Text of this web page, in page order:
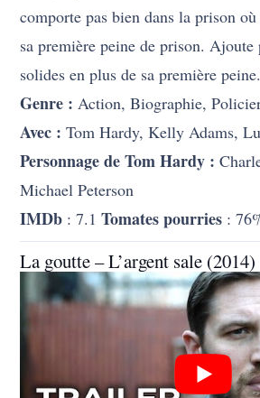
comporte pas bien dans la prison
sa première peine de prison. Ajoute
solides en plus de sa première peine.
Genre : Action, Biographie,
Avec : Tom Hardy, Kelly Adams,
Personnage de Tom Hardy :
Michael Peterson
IMDb : 7.1Tomates pourries :
La goutte – L’argent sale